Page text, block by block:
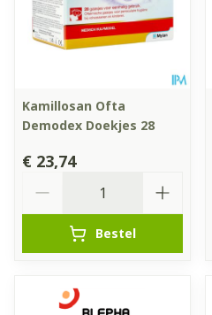
Kamillosan Ofta
Demodex Doekjes 28
€ 23,74
Bestel